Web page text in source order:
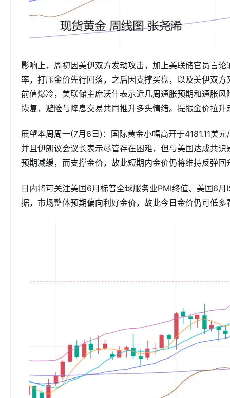
影响上，周初因美伊双方发动攻击，加上美联储官员言
率，打压金价先行回落，之后因支撑买盘，以及美伊双
前值爆冷，美联储主席沃什表示近几周通胀预期和通胀
恢复，避险与降息交易共同推升多头情绪。提振金价拉升
展望本周周一(7月6日)：国际黄金小幅高开于4181.11美
并且伊朗议会议长表示尽管存在困难，但与美国达成共
预期减缓，而支撑金价，故此短期内金价仍将维持反弹回
日内将可关注美国6月标普全球服务业PMI终值、美国6
据，市场整体预期偏向利好金价，故此今日金价仍可低多